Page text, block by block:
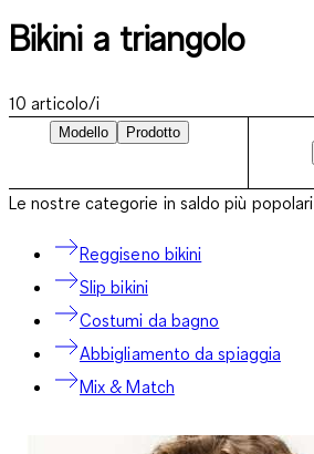
Bikini a triangolo
10 articolo/i
Modello
Prodotto
Le nostre categorie in saldo più popolari
Reggiseno bikini
Slip bikini
Costumi da bagno
Abbigliamento da spiaggia
Mix & Match